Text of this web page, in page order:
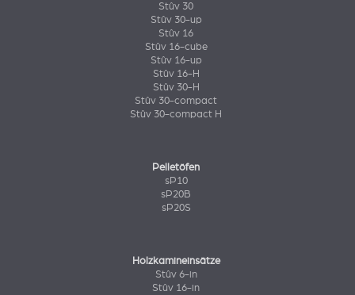
Stûv 30
Stûv 30-up
Stûv 16
Stûv 16-cube
Stûv 16-up
Stûv 16-H
Stûv 30-H
Stûv 30-compact
Stûv 30-compact H
Pelletöfen
sP10
sP20B
sP20S
Holzkamineinsätze
Stûv 6-in
Stûv 16-in